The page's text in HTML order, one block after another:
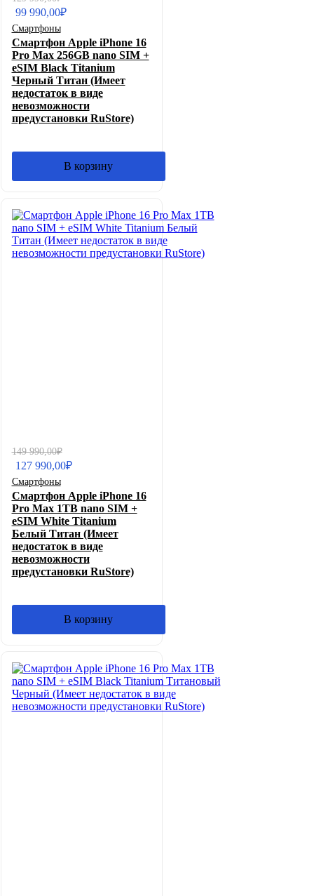
цена
составляла
129
990,00₽.
99 990,00₽
цена:
990,00₽.
Смартфоны
Смартфон Apple iPhone 16
Pro Max 256GB nano SIM +
eSIM Black Titanium
Черный Титан (Имеет
недостаток в виде
невозможности
предустановки RuStore)
В корзину
149 990,00₽
Первоначальная
цена
составляла
149
990,00₽.
127 990,00₽
Текущая
цена:
990,00₽.
Смартфоны
Смартфон Apple iPhone 16
Pro Max 1TB nano SIM +
eSIM White Titanium
Белый Титан (Имеет
недостаток в виде
невозможности
предустановки RuStore)
В корзину